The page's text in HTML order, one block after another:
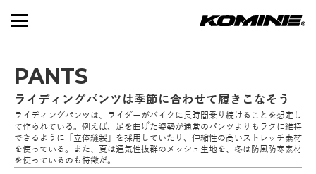
PANTS
ライディングパンツは季節に合わせて履きこなそう
ライディングパンツは、ライダーがバイクに長時間乗り続けることを想定し
て作られている。例えば、足を曲げた姿勢が通常のパンツよりもラクに維持
できるように「立体縫製」を採用していたり、伸縮性の高いストレッチ素材
を使っている。また、夏は通気性抜群のメッシュ生地を、冬は防風防寒素材
を使っているのも特徴だ。